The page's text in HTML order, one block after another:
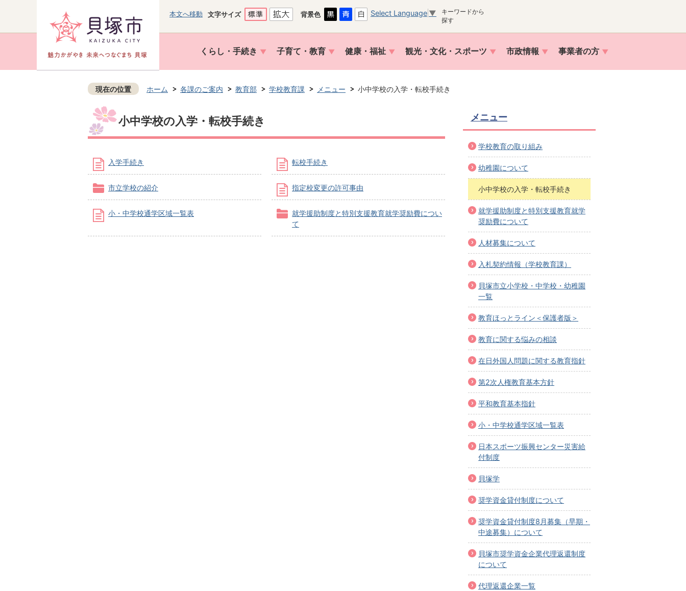
本文へ移動 文字サイズ 背景色 Select Language ▼
キーワードから
探す
くらし・手続き 子育て・教育 健康・福祉 観光・文化・スポーツ 市政情報 事業者の方
現在の位置 ホーム 各課のご案内 教育部 学校教育課 メニュー 小中学校の入学・転校手続き
小中学校の入学・転校手続き
入学手続き 転校手続き
市立学校の紹介 指定校変更の許可事由
小・中学校通学区域一覧表
就学援助制度と特別支援教育就学奨励費につい
て
メニュー
学校教育の取り組み
幼稚園について
小中学校の入学・転校手続き
就学援助制度と特別支援教育就学
奨励費について
人材募集について
入札契約情報（学校教育課）
貝塚市立小学校・中学校・幼稚園
一覧
教育ほっとライン＜保護者版＞
教育に関する悩みの相談
在日外国人問題に関する教育指針
第2次人権教育基本方針
平和教育基本指針
小・中学校通学区域一覧表
日本スポーツ振興センター災害給
付制度
貝塚学
奨学資金貸付制度について
奨学資金貸付制度8月募集（早期・
中途募集）について
貝塚市奨学資金企業代理返還制度
について
代理返還企業一覧